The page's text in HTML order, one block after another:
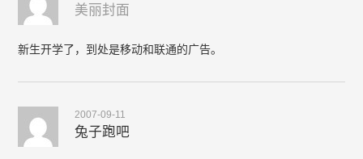
美丽封面
新生开学了，到处是移动和联通的广告。
2007-09-11
兔子跑吧